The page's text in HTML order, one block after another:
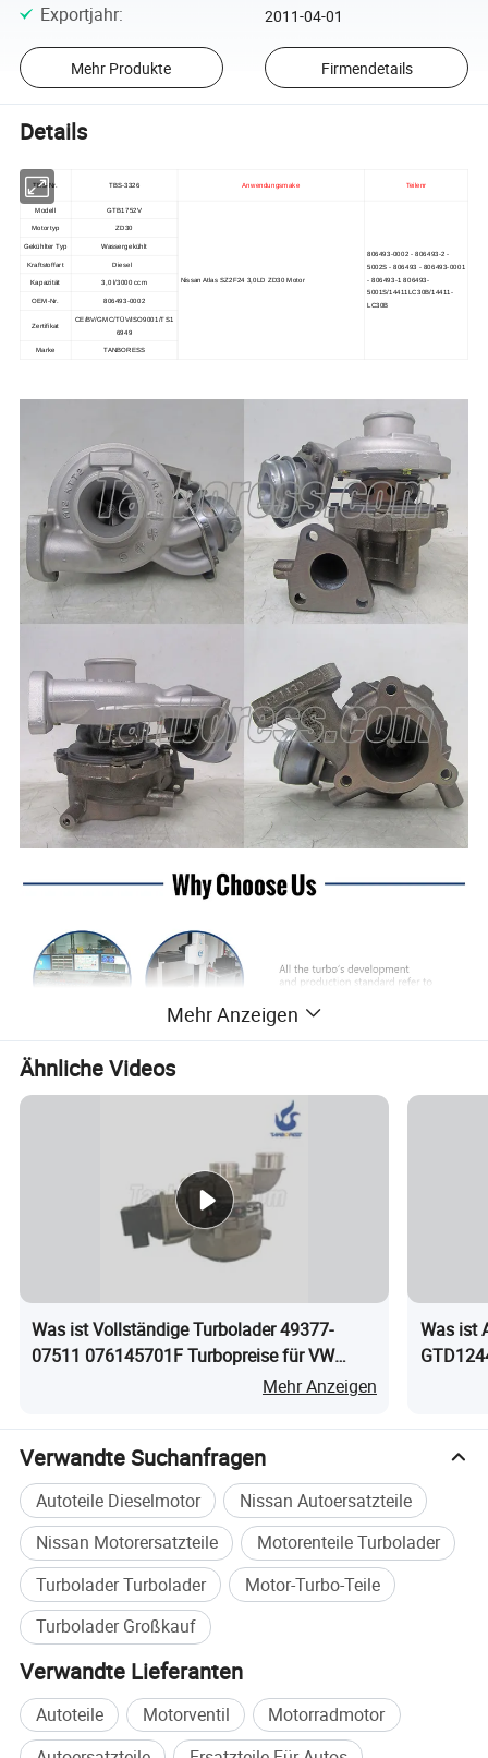
Exportjahr: 2011-04-01
Mehr Produkte Firmendetails
Details
TBS-Nr. TBS-3326 Anwendungsmake Teilenr
Modell GTB1752V
Nissan Atlas SZ2F24 3,0LD ZD30 Motor
806493-0002 - 806493-2 -
5002S - 806493 - 806493-0001
- 806493-1 806493-
5001S/14411LC30B/14411-
LC30B
Motortyp ZD30
Gekühlter Typ Wassergekühlt
Kraftstoffart Diesel
Kapazität 3,0 l/3000 ccm
OEM-Nr. 806493-0002
Zertifikat
CE/BV/GMC/TÜV/ISO9001/TS1
6949
Marke TANBORESS
Mehr Anzeigen
Ähnliche Videos
Was ist Vollständige Turbolader 49377-
07511 076145701F Turbopreise für VW
Mehr Anzeigen
Was ist
Verwandte Suchanfragen
Autoteile Dieselmotor
Nissan Autoersatzteile
Nissan Motorersatzteile
Motorenteile Turbolader
Turbolader Turbolader
Motor-Turbo-Teile
Turbolader Großkauf
Verwandte Lieferanten
Autoteile Motorventil
Motorradmotor